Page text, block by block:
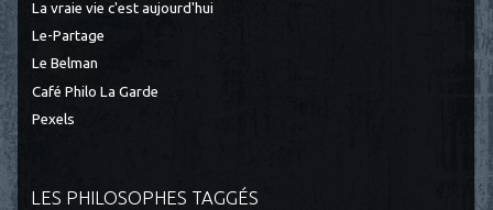
La vraie vie c'est aujourd'hui
Le-Partage
Le Belman
Café Philo La Garde
Pexels
LES PHILOSOPHES TAGGÉS